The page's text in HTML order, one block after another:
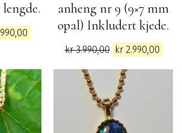
Nåværende
kr 4.990,00.
anheng nr 9 (9×7 mm
opal) Inkludert kjede.
kr3.990,00 Opprinnelig
var:
kr 3.990,00.
kr2.990,00